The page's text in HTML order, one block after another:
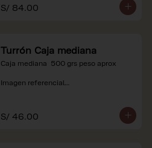
S/ 84.00
Turrón Caja mediana
Caja mediana  500 grs peso aprox
Imagen referencial
soles e incluyen impuestos de ley y
recargo al consumo.
S/ 46.00